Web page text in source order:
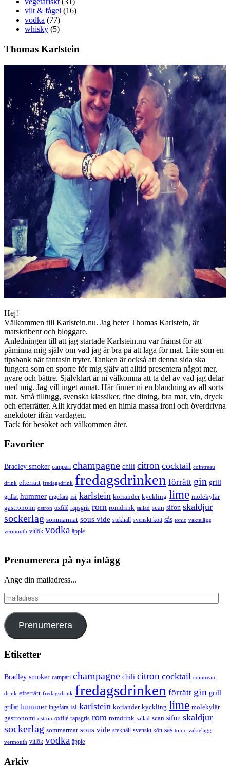
vilt & fågel (16)
vodka (77)
whisky (5)
Thomas Karlstein
Hej!
Välkommen till Karlstein.nu. Jag heter Thomas Karlstein, är
matskribent och bloggare.
Anledningen till att jag startade Karlstein.nu var främst för att
påminna mig själv om vad jag är bra på att laga för mat. Lite som en
tipsbank när fantasin tryter. Tanken är också att denna sida ska
fungera som en sporre för mig själv att alltid presentera något mer,
nyare och bättre. Självklart är ni välkomna att ta del av vad jag delar
med mig. Jag vill inget annat. Här finner ni en blandning av all sorts
mat. Små tilltugg, svenska klassiker, fine dining, bra mat, vin, dryck
och efterrätter. Allt kryddat med en himla massa ironi och överdrivna
anekdoter ifrån vardagen.
Tack för besöket och välkommen åter.
Favoriter
Bradley smoker campari champagne chili citron cocktail cointreau
drink efterrätt fredagsdrink fredagsdrinken förrätt gin grill
grillat hummer ingefära isi karlstein koriander kyckling lime molekylär
gastronomi ostron oxfilé rapsgris rom romdrink sallad scan sifon skaldjur
sockerlag sommarmat sous vide stekhäll svenskt kött sås tonic vaktelägg
vermouth vitlök vodka äpple
Prenumerera på nya inlägg
Ange din mailadress...
mailadress
Prenumerera
Etiketter
Bradley smoker campari champagne chili citron cocktail cointreau
drink efterrätt fredagsdrink fredagsdrinken förrätt gin grill
grillat hummer ingefära isi karlstein koriander kyckling lime molekylär
gastronomi ostron oxfilé rapsgris rom romdrink sallad scan sifon skaldjur
sockerlag sommarmat sous vide stekhäll svenskt kött sås tonic vaktelägg
vermouth vitlök vodka äpple
Arkiv